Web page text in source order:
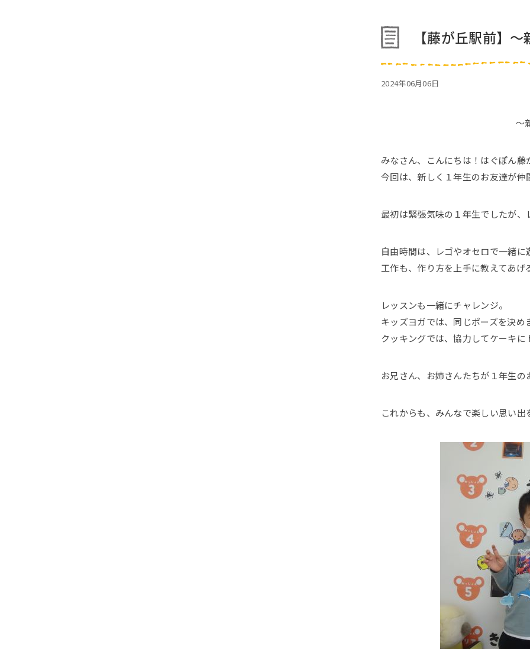
【藤が丘駅前】
2024年06月06日
～
みなさん、こんにちは！はぐぽん藤
今回は、新しく１年生のお友達が
最初は緊張気味の１年生でしたが
自由時間は、レゴやオセロで一緒に
工作も、作り方を上手に教えてあげ
レッスンも一緒にチャレンジ。
キッズヨガでは、同じポーズを決め
クッキングでは、協力してケーキ
お兄さん、お姉さんたちが１年生
これからも、みんなで楽しい思い